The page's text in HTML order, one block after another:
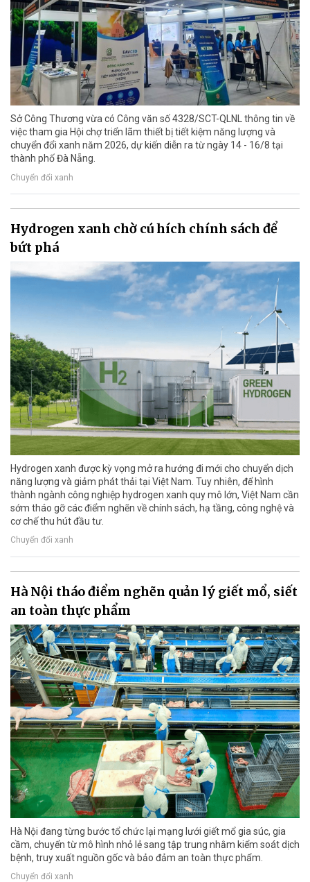
Sở Công Thương vừa có Công văn số 4328/SCT-QLNL thông tin về
việc tham gia Hội chợ triển lãm thiết bị tiết kiệm năng lượng và
chuyển đổi xanh năm 2026, dự kiến diễn ra từ ngày 14 - 16/8 tại
thành phố Đà Nẵng.
Chuyển đổi xanh
Hydrogen xanh chờ cú hích chính sách để
bứt phá
Hydrogen xanh được kỳ vọng mở ra hướng đi mới cho chuyển dịch
năng lượng và giảm phát thải tại Việt Nam. Tuy nhiên, để hình
thành ngành công nghiệp hydrogen xanh quy mô lớn, Việt Nam cần
sớm tháo gỡ các điểm nghẽn về chính sách, hạ tầng, công nghệ và
cơ chế thu hút đầu tư.
Chuyển đổi xanh
Hà Nội tháo điểm nghẽn quản lý giết mổ, siết
an toàn thực phẩm
Hà Nội đang từng bước tổ chức lại mạng lưới giết mổ gia súc, gia
cầm, chuyển từ mô hình nhỏ lẻ sang tập trung nhằm kiểm soát dịch
bệnh, truy xuất nguồn gốc và bảo đảm an toàn thực phẩm.
Chuyển đổi xanh